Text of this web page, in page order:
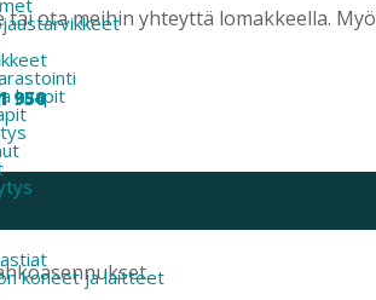
kaapit
koneet ja laitteet
tai ota meihin yhteyttä lomakkeella.
950